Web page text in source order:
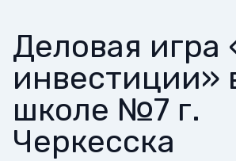
Деловая игра
инвестиции»
школе №7 г.
Черкесска